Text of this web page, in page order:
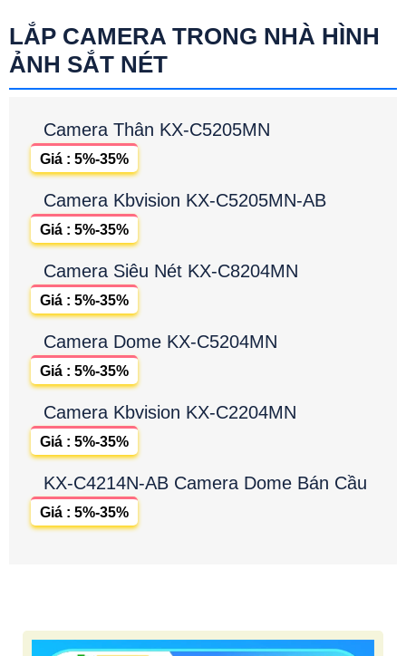
LẮP CAMERA TRONG NHÀ HÌNH
ẢNH SẮT NÉT
Camera Thân KX-C5205MN
Giá : 5%-35%
Camera Kbvision KX-C5205MN-AB
Giá : 5%-35%
Camera Siêu Nét KX-C8204MN
Giá : 5%-35%
Camera Dome KX-C5204MN
Giá : 5%-35%
Camera Kbvision KX-C2204MN
Giá : 5%-35%
KX-C4214N-AB Camera Dome Bán Cầu
Giá : 5%-35%